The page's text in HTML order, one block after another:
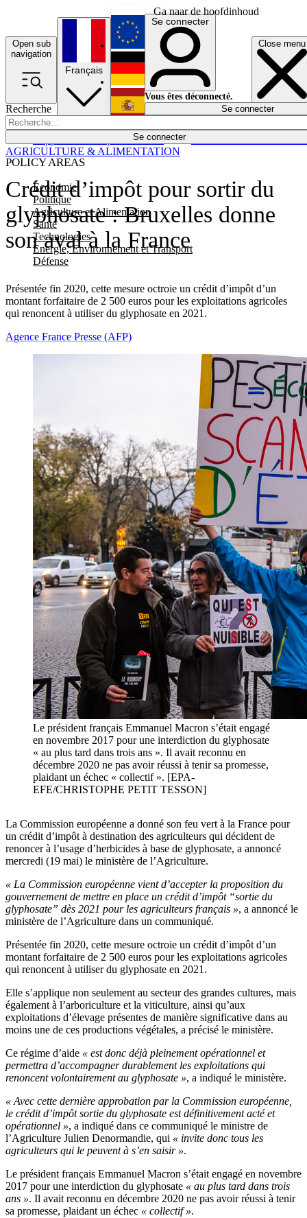
Ga naar de hoofdinhoud
Open sub
navigation
Close menu
Recherche
Se connecter
POLICY AREAS
Economie
Politique
Agriculture et Alimentation
Santé
Technologies
Energie, Environnement et Transport
Défense
Économie
Français
English
Deutsch
Español
Se connecter
Vous êtes déconnecté.
Se connecter
Crédit d’impôt pour sortir du
glyphosate : Bruxelles donne
son aval à la France
Présentée fin 2020, cette mesure octroie un crédit d’impôt d’un
montant forfaitaire de 2 500 euros pour les exploitations agricoles
qui renoncent à utiliser du glyphosate en 2021.
AGRICULTURE & ALIMENTATION
Agence France Presse (AFP)
Le président français Emmanuel Macron s’était engagé
en novembre 2017 pour une interdiction du glyphosate
« au plus tard dans trois ans ». Il avait reconnu en
décembre 2020 ne pas avoir réussi à tenir sa promesse,
plaidant un échec « collectif ». [EPA-
EFE/CHRISTOPHE PETIT TESSON]
La Commission européenne a donné son feu vert à la France pour
un crédit d’impôt à destination des agriculteurs qui décident de
renoncer à l’usage d’herbicides à base de glyphosate, a annoncé
mercredi (19 mai) le ministère de l’Agriculture.
« La Commission européenne vient d’accepter la proposition du
gouvernement de mettre en place un crédit d’impôt “sortie du
glyphosate” dès 2021 pour les agriculteurs français », a annoncé le
ministère de l’Agriculture dans un communiqué.
Présentée fin 2020, cette mesure octroie un crédit d’impôt d’un
montant forfaitaire de 2 500 euros pour les exploitations agricoles
qui renoncent à utiliser du glyphosate en 2021.
Elle s’applique non seulement au secteur des grandes cultures, mais
également à l’arboriculture et la viticulture, ainsi qu’aux
exploitations d’élevage présentes de manière significative dans au
moins une de ces productions végétales, a précisé le ministère.
Ce régime d’aide « est donc déjà pleinement opérationnel et
permettra d’accompagner durablement les exploitations qui
renoncent volontairement au glyphosate », a indiqué le ministère.
« Avec cette dernière approbation par la Commission européenne,
le crédit d’impôt sortie du glyphosate est définitivement acté et
opérationnel », a indiqué dans ce communiqué le ministre de
l’Agriculture Julien Denormandie, qui « invite donc tous les
agriculteurs qui le peuvent à s’en saisir ».
Le président français Emmanuel Macron s’était engagé en novembre
2017 pour une interdiction du glyphosate « au plus tard dans trois
ans ». Il avait reconnu en décembre 2020 ne pas avoir réussi à tenir
sa promesse, plaidant un échec « collectif ».